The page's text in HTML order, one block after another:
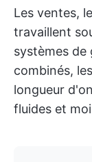
Les ventes,
travaillent
systèmes de
combinés,
longueur
fluides et